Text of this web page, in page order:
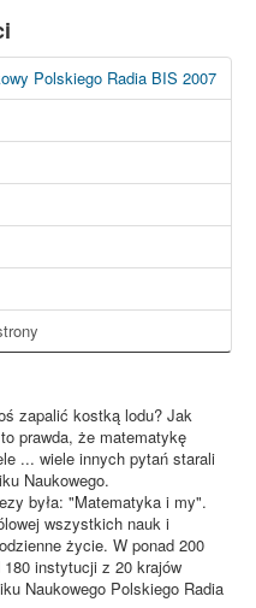
Polskiego Radia BIS 2007
zapalić kostką lodu? Jak
prawda, że matematykę
... wiele innych pytań starali
Naukowego.
była: "Matematyka i my".
wszystkich nauk i
życie. W ponad 200
180 instytucji z 20 krajów
Naukowego Polskiego Radia